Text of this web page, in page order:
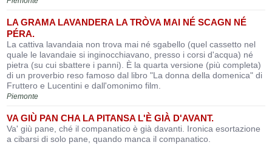
LA GRAMA LAVANDERA LA TRÒVA MAI NÉ SCAGN NÉ
PÉRA.
La cattiva lavandaia non trova mai né sgabello (quel cassetto nel
quale le lavandaie si inginocchiavano, presso i corsi d'acqua) né
pietra (su cui sbattere i panni). È la quarta versione (più completa)
di un proverbio reso famoso dal libro "La donna della domenica" di
Fruttero e Lucentini e dall'omonimo film.
Piemonte
VA GIÙ PAN CHA LA PITANSA L'È GIÀ D'AVANT.
Va' giù pane, ché il companatico è già davanti. Ironica esortazione
a cibarsi di solo pane, quando manca il companatico.